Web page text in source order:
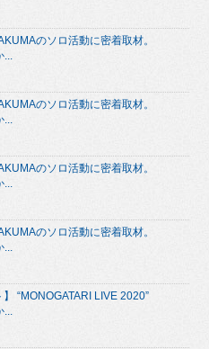
のソロ活動に密着取材。
...
のソロ活動に密着取材。
...
のソロ活動に密着取材。
...
のソロ活動に密着取材。
...
】 “MONOGATARI LIVE 2020”
...